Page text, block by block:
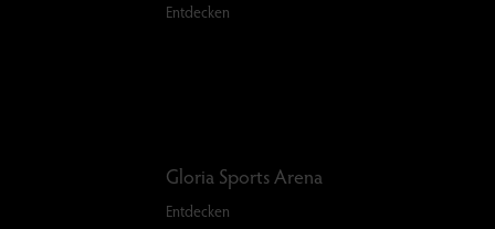
Entdecken
Gloria Sports Arena
Entdecken